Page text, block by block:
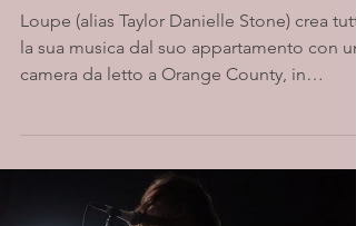
Loupe (alias Taylor Danielle Stone) crea
la sua musica dal suo appartamento con
camera da letto a Orange County, in